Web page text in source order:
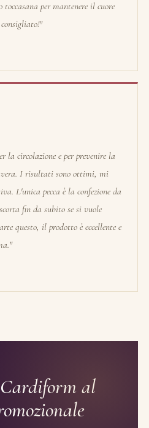
per mantenere il cuore
la circolazione e per prevenire la
I risultati sono ottimi, mi
L'unica pecca è la confezione da
fin da subito se si vuole
questo, il prodotto è eccellente e
al